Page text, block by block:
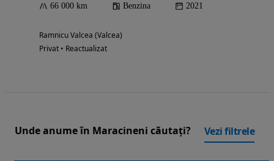
66 000 km Benzina 2021
Ramnicu Valcea (Valcea)
Privat • Reactualizat
Unde anume în Maracineni căutați? Vezi filtrele